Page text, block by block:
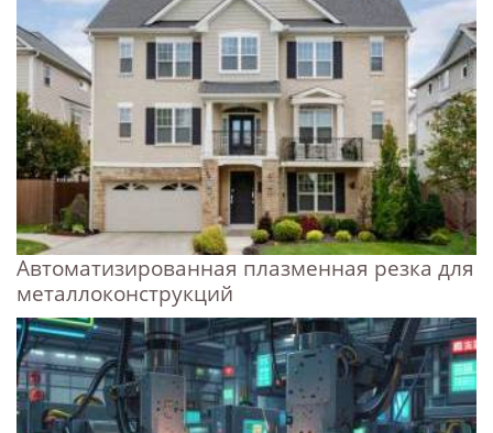
Автоматизированная плазменная резка для
металлоконструкций